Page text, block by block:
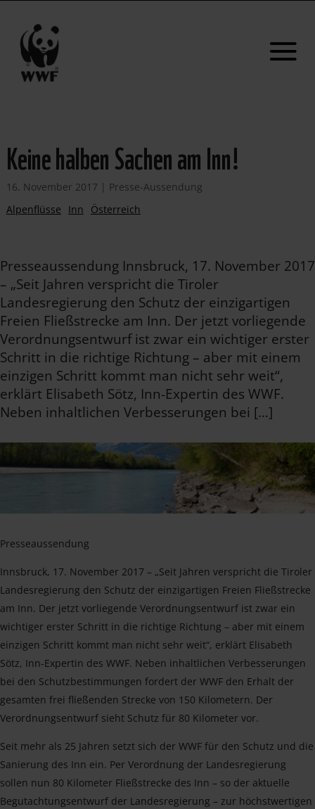
Keine halben Sachen am Inn!
16. November 2017 | Presse-Aussendung
Alpenflüsse
Inn Österreich
Presseaussendung Innsbruck, 17. November 2017
– „Seit Jahren verspricht die Tiroler
Landesregierung den Schutz der einzigartigen
Freien Fließstrecke am Inn. Der jetzt vorliegende
Verordnungsentwurf ist zwar ein wichtiger erster
Schritt in die richtige Richtung – aber mit einem
einzigen Schritt kommt man nicht sehr weit“,
erklärt Elisabeth Sötz, Inn-Expertin des WWF.
Neben inhaltlichen Verbesserungen bei […]
Presseaussendung
Innsbruck, 17. November 2017 – „Seit Jahren verspricht die Tiroler
Landesregierung den Schutz der einzigartigen Freien Fließstrecke
am Inn. Der jetzt vorliegende Verordnungsentwurf ist zwar ein
wichtiger erster Schritt in die richtige Richtung – aber mit einem
einzigen Schritt kommt man nicht sehr weit“, erklärt Elisabeth
Sötz, Inn-Expertin des WWF. Neben inhaltlichen Verbesserungen
bei den Schutzbestimmungen fordert der WWF den Erhalt der
gesamten frei fließenden Strecke von 150 Kilometern. Der
Verordnungsentwurf sieht Schutz für 80 Kilometer vor.
Seit mehr als 25 Jahren setzt sich der WWF für den Schutz und die
Sanierung des Inn ein. Per Verordnung der Landesregierung
sollen nun 80 Kilometer Fließstrecke des Inn – so der aktuelle
Begutachtungsentwurf der Landesregierung – zur höchstwertigen